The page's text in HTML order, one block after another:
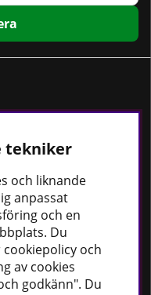
tekniker
och liknande
anpassat
och en
Du
och
av cookies
godkänn". Du